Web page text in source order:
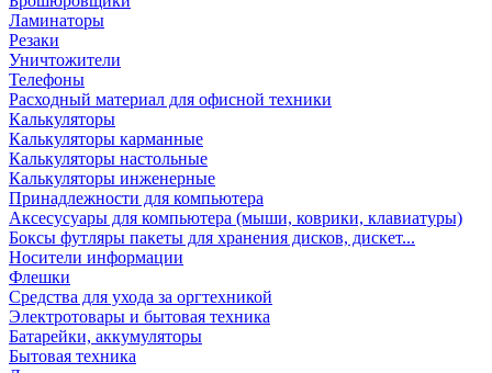
Ламинаторы
Резаки
Уничтожители
Телефоны
Расходный материал для офисной техники
Калькуляторы
Калькуляторы карманные
Калькуляторы настольные
Калькуляторы инженерные
Принадлежности для компьютера
Аксесусуары для компьютера (мыши, коврики, клавиатуры)
Боксы футляры пакеты для хранения дисков, дискет...
Носители информации
Флешки
Средства для ухода за оргтехникой
Электротовары и бытовая техника
Батарейки, аккумуляторы
Бытовая техника